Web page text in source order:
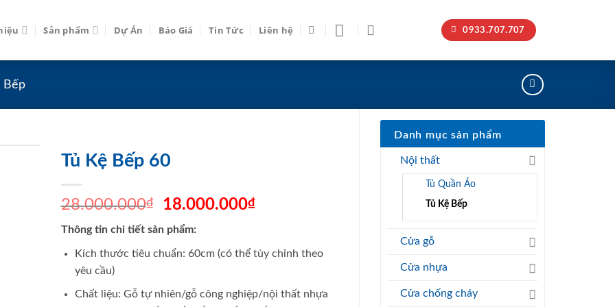
Sản phẩm Dự Án Báo Giá Tin Tức Liên hệ 0933.707.707
Bếp
Danh mục sản phẩm
Nội thất
Tủ Quần Áo
Tủ Kệ Bếp
Cửa gỗ
Cửa nhựa
Cửa chống cháy
Tủ Kệ Bếp 60
28.000.000₫
Original
price
was:
28.000.000₫.
18.000.000₫Current
18.000.000₫.
Thông tin chi tiết sản phẩm:
Kích thước tiêu chuẩn: 60cm (có thể tùy chỉnh theo
yêu cầu)
Chất liệu: Gỗ tự nhiên/gỗ công nghiệp/nội thất nhựa